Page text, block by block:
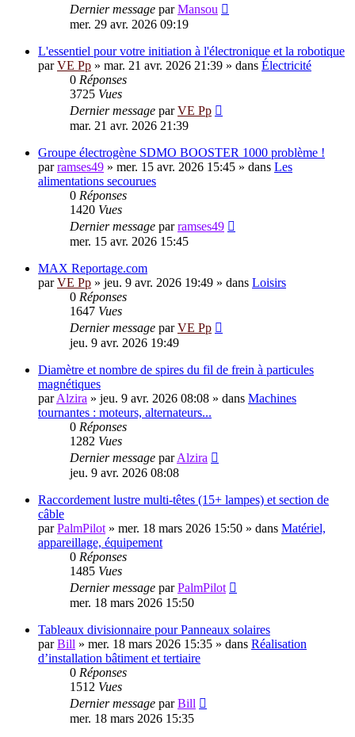
Dernier message parMansou
mer. 29 avr. 2026 09:19
L'essentiel pour votre initiation à l'électronique et la robotique
parVE Pp » mar. 21 avr. 2026 21:39 » dans Électricité
0 Réponses
3725 Vues
Dernier message parVE Pp
mar. 21 avr. 2026 21:39
Groupe électrogène SDMO BOOSTER 1000 problème !
parramses49 » mer. 15 avr. 2026 15:45 » dans Les
alimentations secourues
0 Réponses
1420 Vues
Dernier message parramses49
mer. 15 avr. 2026 15:45
MAX Reportage.com
parVE Pp » jeu. 9 avr. 2026 19:49 » dans Loisirs
0 Réponses
1647 Vues
Dernier message parVE Pp
jeu. 9 avr. 2026 19:49
Diamètre et nombre de spires du fil de frein à particules
magnétiques
parAlzira » jeu. 9 avr. 2026 08:08 » dans Machines
tournantes : moteurs, alternateurs...
0 Réponses
1282 Vues
Dernier message parAlzira
jeu. 9 avr. 2026 08:08
Raccordement lustre multi-têtes (15+ lampes) et section de
câble
parPalmPilot » mer. 18 mars 2026 15:50 » dans Matériel,
appareillage, équipement
0 Réponses
1485 Vues
Dernier message parPalmPilot
mer. 18 mars 2026 15:50
Tableaux divisionnaire pour Panneaux solaires
parBill » mer. 18 mars 2026 15:35 » dans Réalisation
d’installation bâtiment et tertiaire
0 Réponses
1512 Vues
Dernier message parBill
mer. 18 mars 2026 15:35